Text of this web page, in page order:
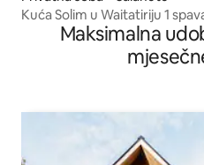
Kuća Solim u Waitatiriju 1
Maksimalna